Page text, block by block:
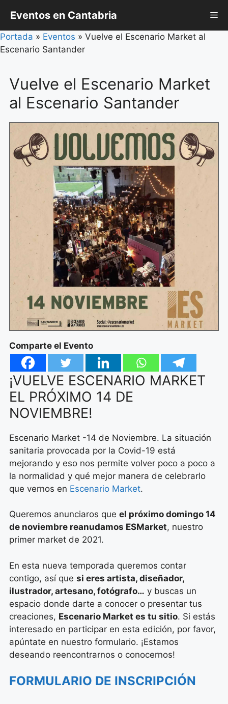
contenido
Eventos en Cantabria
Portada » Eventos » Vuelve el Escenario Market al
Escenario Santander
Vuelve el Escenario Market
al Escenario Santander
Comparte el Evento
¡VUELVE ESCENARIO MARKET
EL PRÓXIMO 14 DE
NOVIEMBRE!
Escenario Market -14 de Noviembre. La situación
sanitaria provocada por la Covid-19 está
mejorando y eso nos permite volver poco a poco a
la normalidad y qué mejor manera de celebrarlo
que vernos en Escenario Market.
Queremos anunciaros queel próximo domingo 14
de noviembre reanudamos ESMarket, nuestro
primer market de 2021.
En esta nueva temporada queremos contar
contigo, así quesi eres artista, diseñador,
ilustrador, artesano, fotógrafo… y buscas un
espacio donde darte a conocer o presentar tus
creaciones, Escenario Market es tu sitio. Si estás
interesado en participar en esta edición, por favor,
apúntate en nuestro formulario. ¡Estamos
deseando reencontrarnos o conocernos!
FORMULARIO DE INSCRIPCIÓN